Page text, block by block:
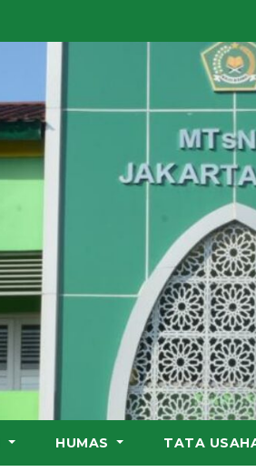
HUMAS TATA